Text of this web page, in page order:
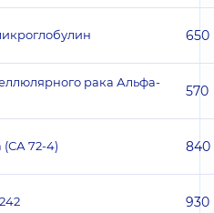
650
рака Альфа-
570
72-4) 840
930